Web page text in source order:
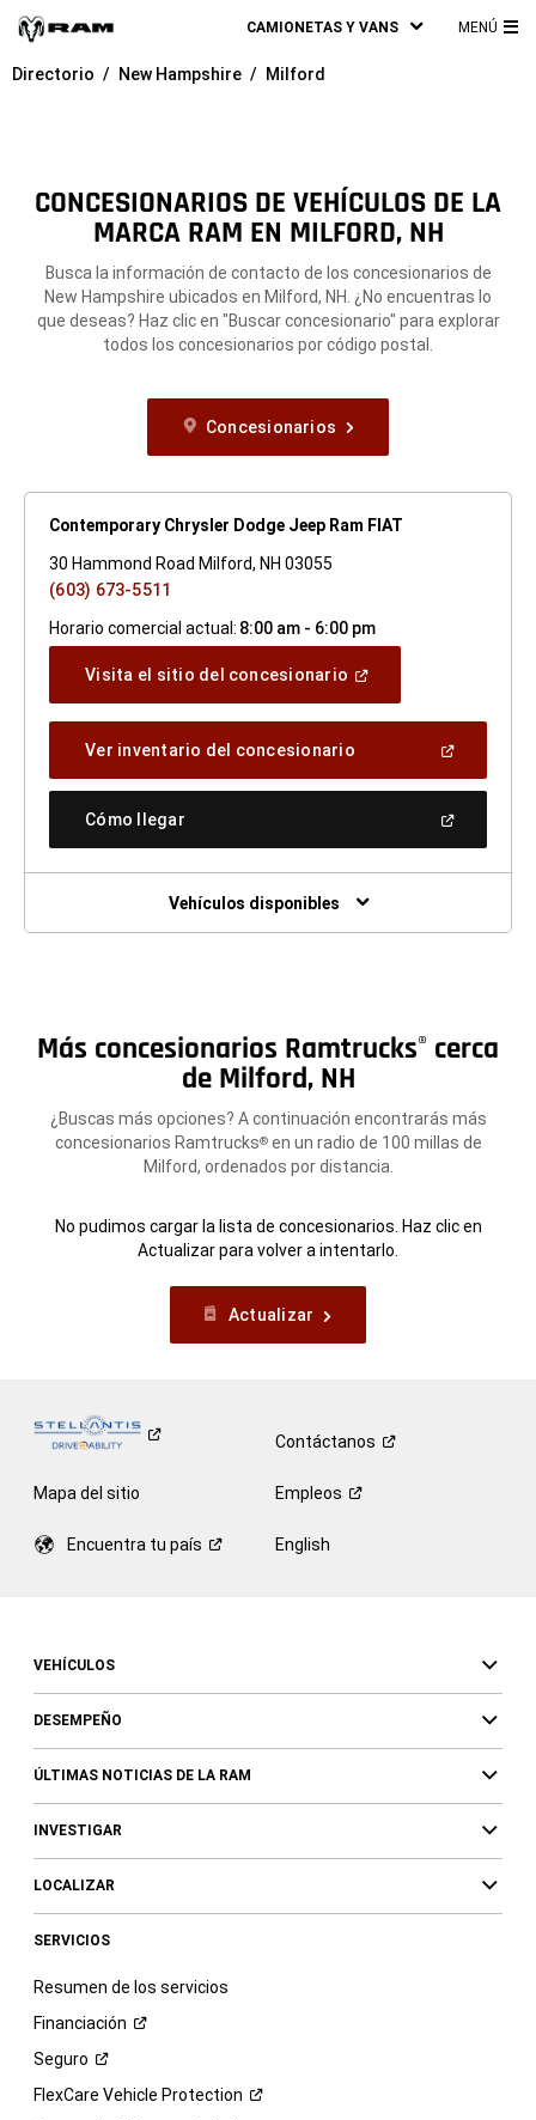
CAMIONETAS Y VANS MENÚ
Directorio New Hampshire Milford
CONCESIONARIOS DE VEHÍCULOS DE LA
MARCA RAM EN MILFORD, NH
Busca la información de contacto de los concesionarios de
New Hampshire ubicados en Milford, NH. ¿No encuentras lo
que deseas? Haz clic en "Buscar concesionario" para explorar
todos los concesionarios por código postal.
Concesionarios
Contemporary Chrysler Dodge Jeep Ram FIAT
30 Hammond Road Milford, NH 03055
(603) 673-5511
Horario comercial actual: 8:00 am - 6:00 pm
Visita el sitio del concesionario (Abrir
nueva)
Ver inventario del concesionario
una
Cómo llegar(Abrir
ventana
nueva)
Vehículos disponibles
Más concesionarios Ramtrucks® cerca
de Milford, NH
¿Buscas más opciones? A continuación encontrarás más
concesionarios Ramtrucks®en un radio de 100 millas de
Milford, ordenados por distancia.
No pudimos cargar la lista de concesionarios. Haz clic en
Actualizar para volver a intentarlo.
Actualizar
Contáctanos
Mapa del sitio Empleos
Encuentra tu país English
VEHÍCULOS
DESEMPEÑO
ÚLTIMAS NOTICIAS DE LA RAM
INVESTIGAR
LOCALIZAR
SERVICIOS
Resumen de los servicios
Financiación
Seguro
FlexCare Vehicle Protection